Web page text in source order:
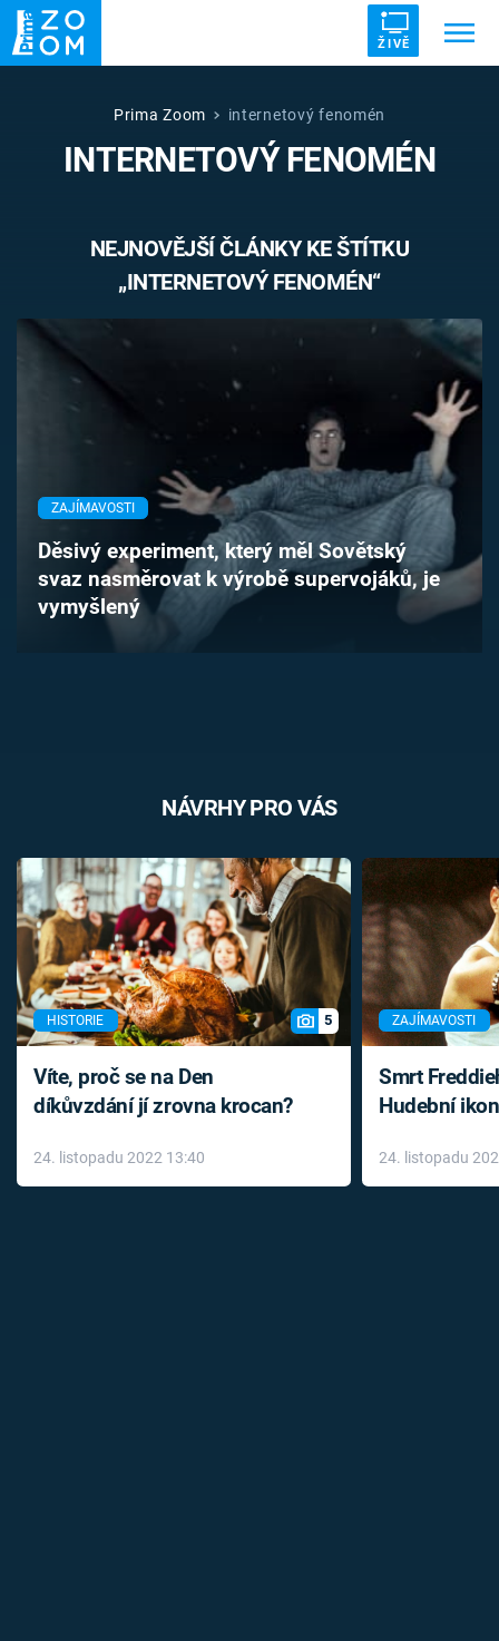
ŽIVĚ
ZRÁDCI DRUHÁ SVĚTOVÁ VÁLKA
ZÁHADY VETŘELCI DÁVNOVĚKU
Témata
Témata
Pořady
Časopis
Sledujte prima+
Prima Zoom internetový fenomén
INTERNETOVÝ FENOMÉN
NEJNOVĚJŠÍ ČLÁNKY KE ŠTÍTKU
„INTERNETOVÝ FENOMÉN“
ZAJÍMAVOSTI
Děsivý experiment, který měl Sovětský
svaz nasměrovat k výrobě supervojáků, je
vymyšlený
NÁVRHY PRO VÁS
HISTORIE 5
Víte, proč se na Den
díkůvzdání jí zrovna krocan?
24. listopadu 2022 13:40
ZAJÍMAVOSTI
Smrt
Hudební
léky
24. listopadu